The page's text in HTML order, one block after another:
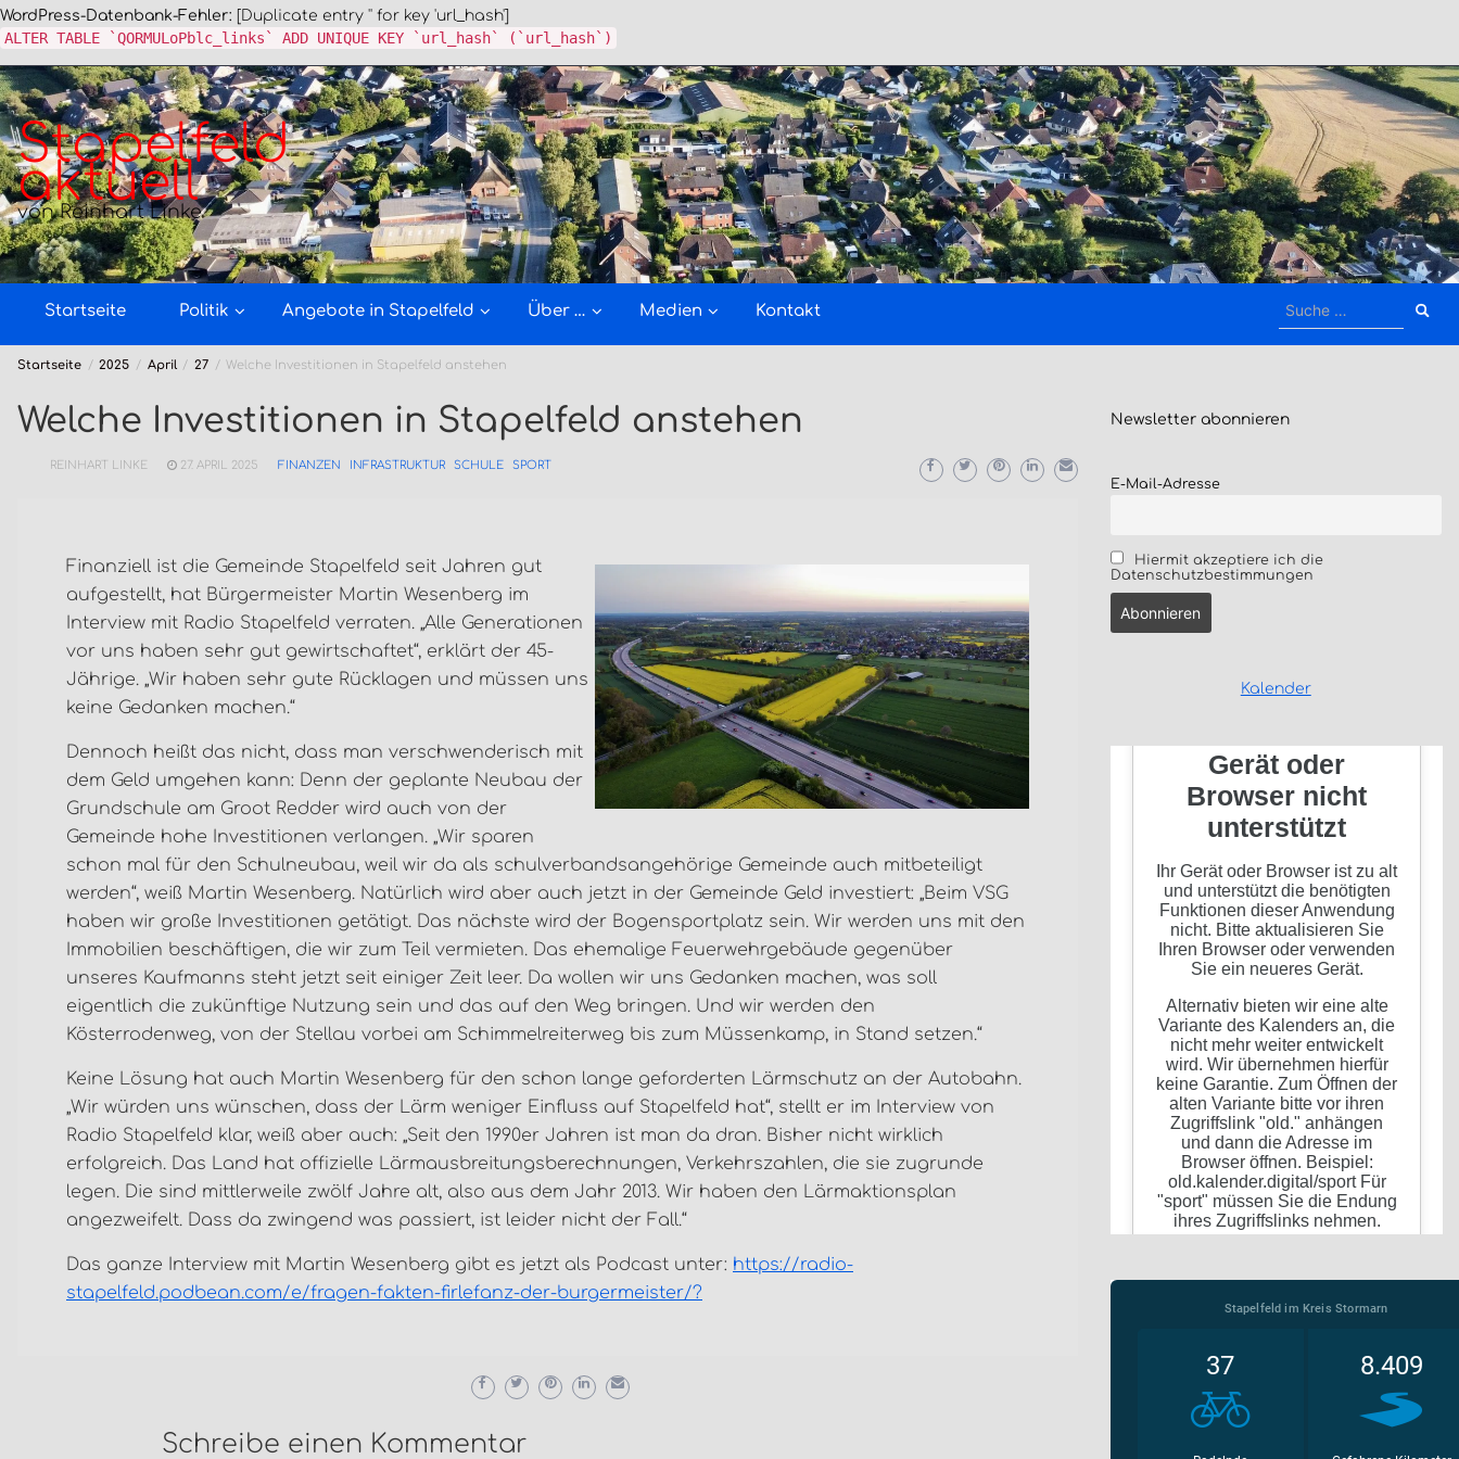
WordPress-Datenbank-Fehler: [Duplicate entry '' for key 'url_hash']
ALTER TABLE `QORMULoPblc_links` ADD UNIQUE KEY `url_hash` (`url_hash`)
Zum
Inhalt
springen
Stapelfeld
aktuell
von Reinhart Linke
Startseite Politik Angebote in Stapelfeld Über … Medien Kontakt
Suche
Startseite 2025 April 27 Welche Investitionen in Stapelfeld anstehen
Welche Investitionen in Stapelfeld anstehen
REINHART LINKE 27. APRIL 2025 FINANZEN INFRASTRUKTUR SCHULE SPORT
Finanziell ist die Gemeinde Stapelfeld seit Jahren gut
aufgestellt, hat Bürgermeister Martin Wesenberg im
Interview mit Radio Stapelfeld verraten. „Alle Generationen
vor uns haben sehr gut gewirtschaftet“, erklärt der 45-
Jährige. „Wir haben sehr gute Rücklagen und müssen uns
keine Gedanken machen.“
Dennoch heißt das nicht, dass man verschwenderisch mit
dem Geld umgehen kann: Denn der geplante Neubau der
Grundschule am Groot Redder wird auch von der
Gemeinde hohe Investitionen verlangen. „Wir sparen
schon mal für den Schulneubau, weil wir da als schulverbandsangehörige Gemeinde auch mitbeteiligt
werden“, weiß Martin Wesenberg. Natürlich wird aber auch jetzt in der Gemeinde Geld investiert: „Beim VSG
haben wir große Investitionen getätigt. Das nächste wird der Bogensportplatz sein. Wir werden uns mit den
Immobilien beschäftigen, die wir zum Teil vermieten. Das ehemalige Feuerwehrgebäude gegenüber
unseres Kaufmanns steht jetzt seit einiger Zeit leer. Da wollen wir uns Gedanken machen, was soll
eigentlich die zukünftige Nutzung sein und das auf den Weg bringen. Und wir werden den
Kösterrodenweg, von der Stellau vorbei am Schimmelreiterweg bis zum Müssenkamp, in Stand setzen.“
Keine Lösung hat auch Martin Wesenberg für den schon lange geforderten Lärmschutz an der Autobahn.
„Wir würden uns wünschen, dass der Lärm weniger Einfluss auf Stapelfeld hat“, stellt er im Interview von
Radio Stapelfeld klar, weiß aber auch: „Seit den 1990er Jahren ist man da dran. Bisher nicht wirklich
erfolgreich. Das Land hat offizielle Lärmausbreitungsberechnungen, Verkehrszahlen, die sie zugrunde
legen. Die sind mittlerweile zwölf Jahre alt, also aus dem Jahr 2013. Wir haben den Lärmaktionsplan
angezweifelt. Dass da zwingend was passiert, ist leider nicht der Fall.“
Das ganze Interview mit Martin Wesenberg gibt es jetzt als Podcast unter: https://radio-
stapelfeld.podbean.com/e/fragen-fakten-firlefanz-der-burgermeister/?
Schreibe einen Kommentar
Newsletter abonnieren
E-Mail-Adresse
Hiermit akzeptiere ich die
Datenschutzbestimmungen
Kalender